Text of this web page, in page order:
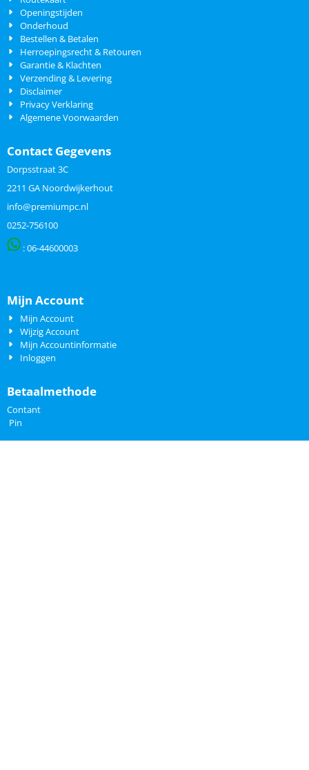
Openingstijden
Onderhoud
Bestellen & Betalen
Herroepingsrecht & Retouren
Garantie & Klachten
Verzending & Levering
Disclaimer
Privacy Verklaring
Algemene Voorwaarden
Contact Gegevens
Dorpsstraat 3C
2211 GA Noordwijkerhout
info@premiumpc.nl
0252-756100
: 06-44600003
Mijn Account
Mijn Account
Wijzig Account
Mijn Accountinformatie
Inloggen
Betaalmethode
Contant
Pin